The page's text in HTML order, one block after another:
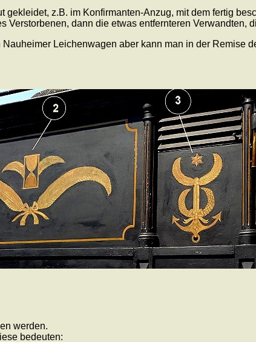
z.B. im Konfirmanten-Anzug, mit dem fertig
Verstorbenen, dann die etwas entfernteren Verwandten,
Leichenwagen aber kann man in der Remise
werden.
bedeuten: